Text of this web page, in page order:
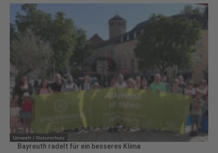
Umwelt / Naturschutz
Bayreuth radelt für ein besseres Klima